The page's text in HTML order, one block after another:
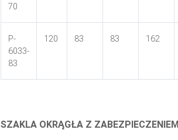
70
P-
6033-
83
120 83 83 162
SZAKLA OKRĄGŁA Z